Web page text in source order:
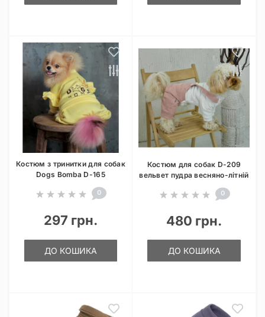
Костюм з тринитки для собак
Dogs Bomba D-165
0
297 грн.
ДО КОШИКА
Костюм для собак D-209
вельвет пудра весняно-літній
0
480 грн.
ДО КОШИКА